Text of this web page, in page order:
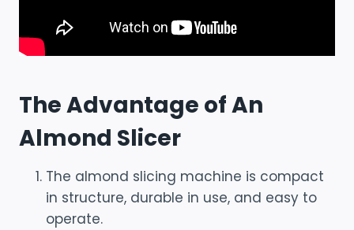
The Advantage of An
Almond Slicer
The almond slicing machine is compact
in structure, durable in use, and easy to
operate.